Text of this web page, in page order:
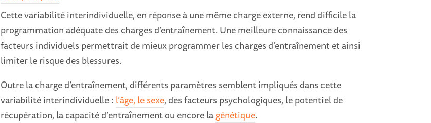
Cette variabilité interindividuelle, en réponse à une même charge externe, rend difficile la
programmation adéquate des charges d’entraînement. Une meilleure connaissance des
facteurs individuels permettrait de mieux programmer les charges d’entraînement et ainsi
limiter le risque des blessures.
Outre la charge d’entraînement, différents paramètres semblent impliqués dans cette
variabilité interindividuelle : l’âge, le sexe, des facteurs psychologiques, le potentiel de
récupération, la capacité d’entraînement ou encore lagénétique.